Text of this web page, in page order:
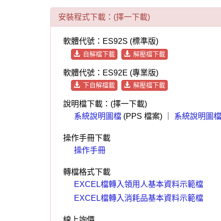
標準版-【ES92S】消耗品管理系統
我
專業版-【ES92E】消耗品管理系統
核心功能：
1. 庫存管理與查詢
‧入庫與領用管理：
‧ 放置地點設定：
‧ 成本分析：
2. 報表生成
‧ 每月消耗品增減結存表